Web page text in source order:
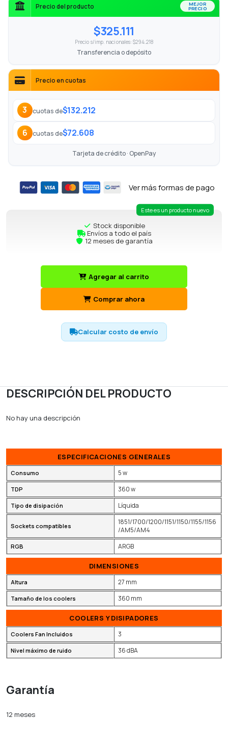
Precio del producto MEJOR
PRECIO
$325.111
Precio s/imp. nacionales: $294.218
Transferencia o depósito
Precio en cuotas
3 cuotas de$132.212
6 cuotas de$72.608
Tarjeta de crédito · OpenPay
Ver más formas de pago
Este es un producto nuevo
Stock disponible
Envíos a todo el país
12 meses de garantía
Agregar al carrito
Comprar ahora
Calcular costo de envío
DESCRIPCIÓN DEL PRODUCTO
No hay una descripción
ESPECIFICACIONES GENERALES
Consumo 5 w
TDP 360 w
Tipo de disipación Líquida
Sockets compatibles
1851/1700/1200/1151/1150/1155/1156
/AM5/AM4
RGB ARGB
DIMENSIONES
Altura 27 mm
Tamaño de los coolers 360 mm
COOLERS Y DISIPADORES
Coolers Fan Incluidos 3
Nivel máximo de ruido 36 dBA
Garantía
12 meses